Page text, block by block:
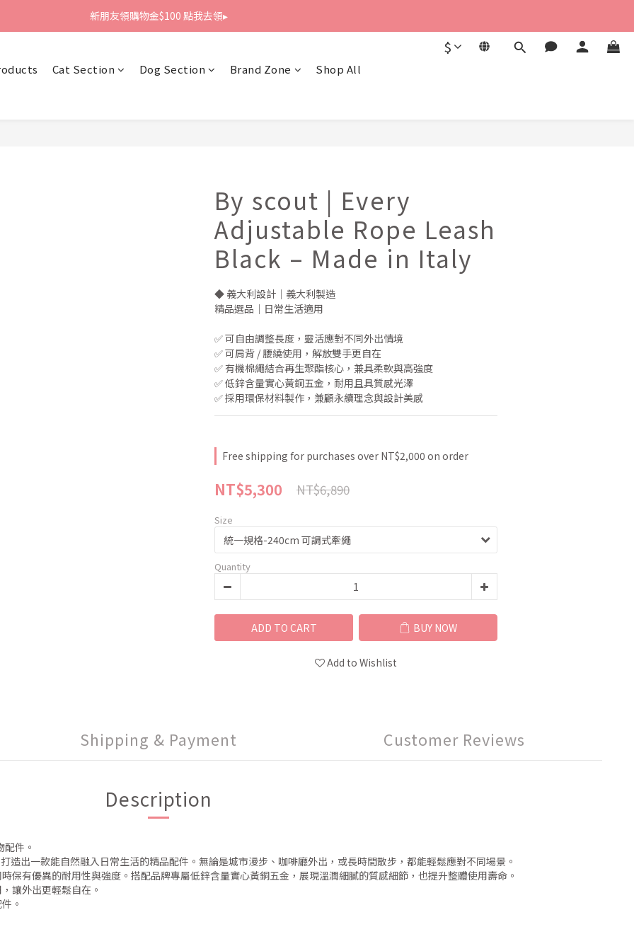
新朋友領購物金$100 點我去領▸
新朋友領購物金$100 點我去領▸
新朋友領購物金$100 點我去領▸
$
Cat Section Dog Section Brand Zone
Shop All
By scout | Every
Adjustable Rope Leash
Black – Made in Italy
◆ 義大利設計｜義大利製造
精品選品｜日常生活適用
✅ 可自由調整長度，靈活應對不同外出情境
✅ 可肩背 / 腰繞使用，解放雙手更自在
✅ 有機棉繩結合再生聚酯核心，兼具柔軟與高強度
✅ 低鋅含量實心黃銅五金，耐用且具質感光澤
✅ 採用環保材料製作，兼顧永續理念與設計美感
Free shipping for purchases over NT$2,000 on order
NT$6,890
NT$5,300
Size
Quantity
ADD TO CART BUY NOW
Add to Wishlist
Shipping & Payment Customer Reviews
Description
件。
造出一款能自然融入日常生活的精品配件。無論是城市漫步、咖啡廳外出，或長時間散步，都能輕鬆應對不同場景。
保有優異的耐用性與強度。搭配品牌專屬低鋅含量實心黃銅五金，展現溫潤細膩的質感細節，也提升整體使用壽命。
讓外出更輕鬆自在。
。